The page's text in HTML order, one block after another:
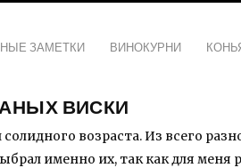
ЗАМЕТКИ ВИНОКУРНИ
ВИСКИ
возраста. Из всего
именно их, так как для меня